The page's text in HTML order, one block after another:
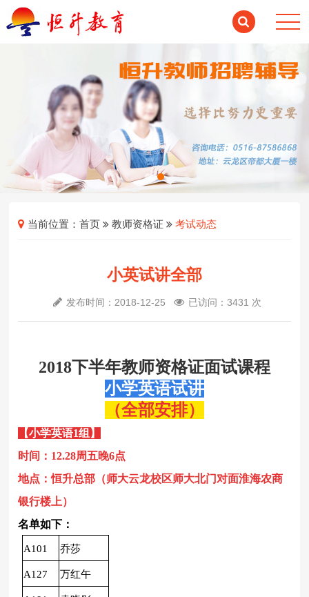
当前位置：首页 教师资格证 考试动态
小英试讲全部
发布时间：2018-12-25 已访问：3431 次
2018下半年教师资格证面试课程
小学英语试讲
（全部安排）
【小学英语1组】
时间： 12.28周五晚6点
地点：恒升总部（师大云龙校区师大北门对面淮海农商
银行楼上）
名单如下：
A101 乔莎
A127 万红午